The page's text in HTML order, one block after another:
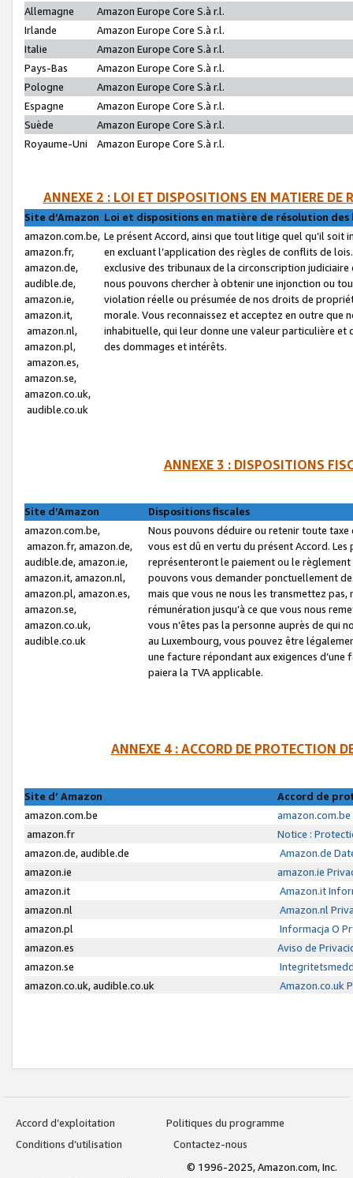
Allemagne
Amazon Europe Core S.à r.l.
Irlande
Amazon Europe Core S.à r.l.
Italie
Amazon Europe Core S.à r.l.
Pays-Bas
Amazon Europe Core S.à r.l.
Pologne
Amazon Europe Core S.à r.l.
Espagne
Amazon Europe Core S.à r.l.
Suède
Amazon Europe Core S.à r.l.
Royaume-Uni
Amazon Europe Core S.à r.l.
ANNEXE 2 : LOI ET DISPOSITIONS EN MATIERE DE
Site d’Amazon Loi et dispositions en matière de résolution
amazon.com.be,
amazon.fr,
amazon.de,
audible.de,
amazon.ie,
amazon.it,
amazon.nl,
amazon.pl,
amazon.es,
amazon.se,
amazon.co.uk,
audible.co.uk
Le présent Accord, ainsi que tout litige quel qu’il soit
en excluant l’application des règles de conflits de
exclusive des tribunaux de la circonscription
nous pouvons chercher à obtenir une injonction ou
violation réelle ou présumée de nos droits de
morale. Vous reconnaissez et acceptez en outre que
inhabituelle, qui leur donne une valeur particulière
des dommages et intérêts.
ANNEXE 3 : DISPOSITIONS
Site d’Amazon
Dispositions fiscales
amazon.com.be,
amazon.fr, amazon.de,
audible.de, amazon.ie,
amazon.it, amazon.nl,
amazon.pl, amazon.es,
amazon.se,
amazon.co.uk,
audible.co.uk
Nous pouvons déduire ou retenir toute
vous est dû en vertu du présent Accord.
représenteront le paiement ou le
pouvons vous demander ponctuellement
mais que vous ne nous les transmettez
rémunération jusqu’à ce que vous nous
vous n’êtes pas la personne auprès de qui
au Luxembourg, vous pouvez être
une facture répondant aux exigences
paiera la TVA applicable.
ANNEXE 4 : ACCORD DE PROTECTION
Site d’ Amazon
Accord de
amazon.com.be
amazon.fr
Notice :
amazon.de, audible.de
Amazon.de
amazon.ie
amazon.ie
amazon.it
Amazon.it
amazon.nl
Amazon.nl
amazon.pl
Informacja O
amazon.es
Aviso de
amazon.se
amazon.co.uk, audible.co.uk
Amazon.co.uk
Accord d’exploitation
Politiques du programme
Conditions d’utilisation
Contactez-nous
© 1996-2025, Amazon.com, Inc.